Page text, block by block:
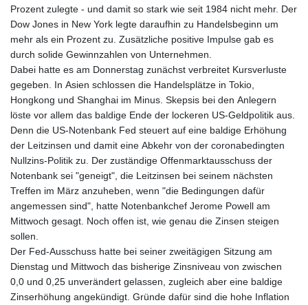
Prozent zulegte - und damit so stark wie seit 1984 nicht mehr. Der
Dow Jones in New York legte daraufhin zu Handelsbeginn um
mehr als ein Prozent zu. Zusätzliche positive Impulse gab es
durch solide Gewinnzahlen von Unternehmen.
Dabei hatte es am Donnerstag zunächst verbreitet Kursverluste
gegeben. In Asien schlossen die Handelsplätze in Tokio,
Hongkong und Shanghai im Minus. Skepsis bei den Anlegern
löste vor allem das baldige Ende der lockeren US-Geldpolitik aus.
Denn die US-Notenbank Fed steuert auf eine baldige Erhöhung
der Leitzinsen und damit eine Abkehr von der coronabedingten
Nullzins-Politik zu. Der zuständige Offenmarktausschuss der
Notenbank sei "geneigt", die Leitzinsen bei seinem nächsten
Treffen im März anzuheben, wenn "die Bedingungen dafür
angemessen sind", hatte Notenbankchef Jerome Powell am
Mittwoch gesagt. Noch offen ist, wie genau die Zinsen steigen
sollen.
Der Fed-Ausschuss hatte bei seiner zweitägigen Sitzung am
Dienstag und Mittwoch das bisherige Zinsniveau von zwischen
0,0 und 0,25 unverändert gelassen, zugleich aber eine baldige
Zinserhöhung angekündigt. Gründe dafür sind die hohe Inflation